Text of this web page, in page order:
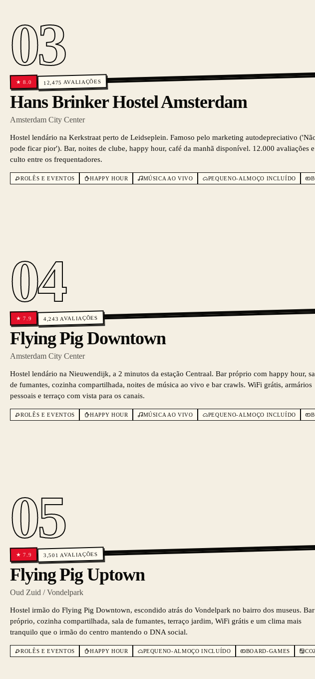
03
★8.0 12,475 AVALIAÇÕES
Hans Brinker Hostel Amsterdam
Amsterdam City Center
Hostel lendário na Kerkstraat perto de Leidseplein. Famoso pelo marketing autodepreciativo
pode ficar pior'). Bar, noites de clube, happy hour, café da manhã disponível. 12.000 avaliações
culto entre os frequentadores.
ROLÊS E EVENTOS HAPPY HOUR MÚSICA AO VIVO PEQUENO-ALMOÇO INCLUÍDO
04
★7.9 4,243 AVALIAÇÕES
Flying Pig Downtown
Amsterdam City Center
Hostel lendário na Nieuwendijk, a 2 minutos da estação Centraal. Bar próprio com happy hour,
de fumantes, cozinha compartilhada, noites de música ao vivo e bar crawls. WiFi grátis, armários
pessoais e terraço com vista para os canais.
ROLÊS E EVENTOS HAPPY HOUR MÚSICA AO VIVO PEQUENO-ALMOÇO INCLUÍDO
05
★7.9 3,501 AVALIAÇÕES
Flying Pig Uptown
Oud Zuid / Vondelpark
Hostel irmão do Flying Pig Downtown, escondido atrás do Vondelpark no bairro dos museus. Bar
próprio, cozinha compartilhada, sala de fumantes, terraço jardim, WiFi grátis e um clima mais
tranquilo que o irmão do centro mantendo o DNA social.
ROLÊS E EVENTOS HAPPY HOUR PEQUENO-ALMOÇO INCLUÍDO BOARD-GAMES